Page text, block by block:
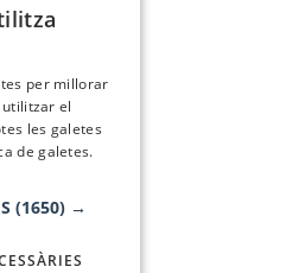
per millorar
el
les galetes
de galetes.
(1650) →